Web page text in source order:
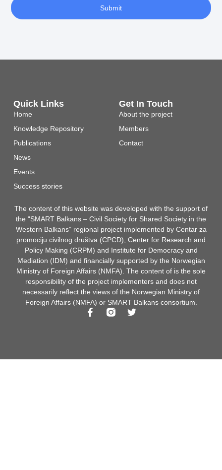
Submit
The content of this website was developed with the support of
the “SMART Balkans – Civil Society for Shared Society in the
Western Balkans” regional project implemented by Centar za
promociju civilnog društva (CPCD), Center for Research and
Policy Making (CRPM) and Institute for Democracy and
Mediation (IDM) and financially supported by the Norwegian
Ministry of Foreign Affairs (NMFA). The content of is the sole
responsibility of the project implementers and does not
necessarily reflect the views of the Norwegian Ministry of
Foreign Affairs (NMFA) or SMART Balkans consortium.
Quick Links
Home
Knowledge Repository
Publications
News
Events
Success stories
Get In Touch
About the project
Members
Contact